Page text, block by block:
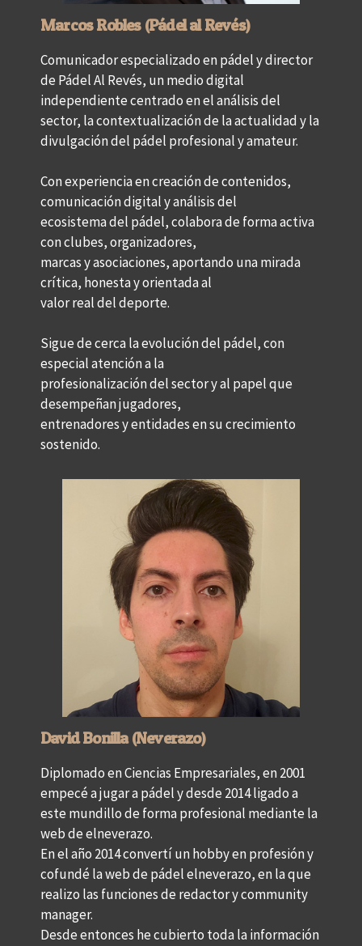
Marcos Robles (Pádel al Revés)
Comunicador especializado en pádel y director
de Pádel Al Revés, un medio digital
independiente centrado en el análisis del
sector, la contextualización de la actualidad y la
divulgación del pádel profesional y amateur.
Con experiencia en creación de contenidos,
comunicación digital y análisis del
ecosistema del pádel, colabora de forma activa
con clubes, organizadores,
marcas y asociaciones, aportando una mirada
crítica, honesta y orientada al
valor real del deporte.
Sigue de cerca la evolución del pádel, con
especial atención a la
profesionalización del sector y al papel que
desempeñan jugadores,
entrenadores y entidades en su crecimiento
sostenido.
David Bonilla (Neverazo)
Diplomado en Ciencias Empresariales, en 2001
empecé a jugar a pádel y desde 2014 ligado a
este mundillo de forma profesional mediante la
web de elneverazo.
En el año 2014 convertí un hobby en profesión y
cofundé la web de pádel elneverazo, en la que
realizo las funciones de redactor y community
manager.
Desde entonces he cubierto toda la información